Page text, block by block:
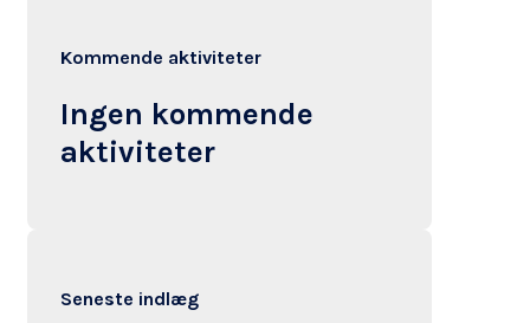
Kommende aktiviteter
Ingen kommende
aktiviteter
Seneste indlæg